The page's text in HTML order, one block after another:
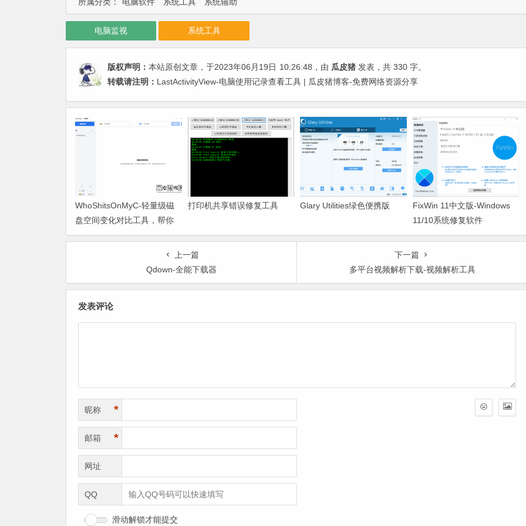
电脑监视 系统工具
版权声明： 本站原创文章，于2023年06月19日 10:26:48 ，由 瓜皮猪 发表，共 330 字。
转载请注明： LastActivityView-电脑使用记录查看工具 | 瓜皮猪博客-免费网络资源分享
WhoShitsOnMyC-轻量级磁
盘空间变化对比工具，帮你
找出“吃掉”空间的罪魁祸首
打印机共享错误修复工具 Glary Utilities绿色便携版
FixWin 11中文版-Windows
11/10系统修复软件
上一篇
Qdown-全能下载器
下一篇
多平台视频解析下载-视频解析工具
发表评论
昵称 *
邮箱 *
网址
QQ
滑动解锁才能提交